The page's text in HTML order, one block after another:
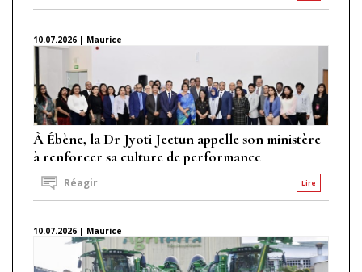
10.07.2026 | Maurice
À Ébène, la Dr Jyoti Jeetun appelle son ministère
à renforcer sa culture de performance
Lire
Réagir
10.07.2026 | Maurice